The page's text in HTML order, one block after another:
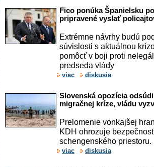
Fico ponúka Španielsku
pripravené vyslať
Extrémne návrhy budú
súvislosti s aktuálnou
pomôcť v boji proti
predseda vlády
viac diskusia
Slovenská opozícia
migračnej kríze, vládu
Prelomenie vonkajšej
KDH ohrozuje
schengenského priestoru.
viac diskusia